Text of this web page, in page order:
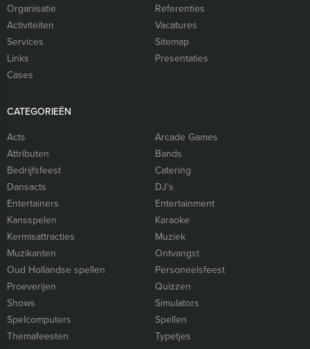
Organisatie
Referenties
Activiteiten
Vacatures
Services
Sitemap
Links
Presentaties
Cases
CATEGORIEËN
Acts
Arcade Games
Attributen
Bands
Bedrijfsfeest
Catering
Dansacts
DJ’s
Entertainers
Entertainment
Kansspelen
Karaoke
Kermisattracties
Muziek
Muzikanten
Ontvangst
Oud Hollandse spellen
Personeelsfeest
Proeverijen
Quizzen
Shows
Simulators
Spelcomputers
Spellen
Themafeesten
Typetjes